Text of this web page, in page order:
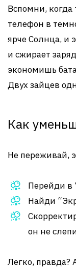
Вспомни,
телефон в
ярче Солнца, и
и сжирает
экономишь
Двух зайцев
Как
Не переживай,
Перейди в
Найди
он не
Легко, правда?